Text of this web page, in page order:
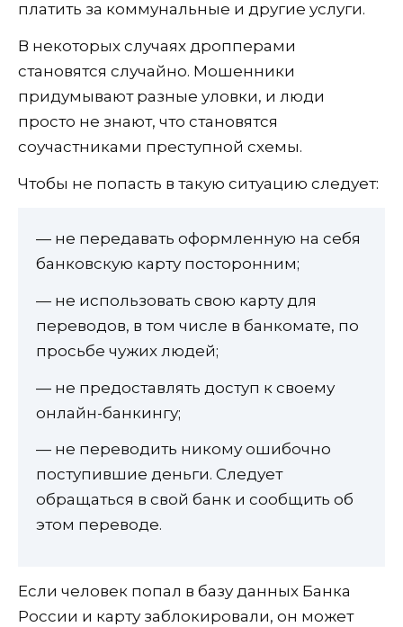
платить за коммунальные и другие услуги.
В некоторых случаях дропперами
становятся случайно. Мошенники
придумывают разные уловки, и люди
просто не знают, что становятся
соучастниками преступной схемы.
Чтобы не попасть в такую ситуацию следует:
— не передавать оформленную на себя
банковскую карту посторонним;
— не использовать свою карту для
переводов, в том числе в банкомате, по
просьбе чужих людей;
— не предоставлять доступ к своему
онлайн-банкингу;
— не переводить никому ошибочно
поступившие деньги. Следует
обращаться в свой банк и сообщить об
этом переводе.
Если человек попал в базу данных Банка
России и карту заблокировали, он может